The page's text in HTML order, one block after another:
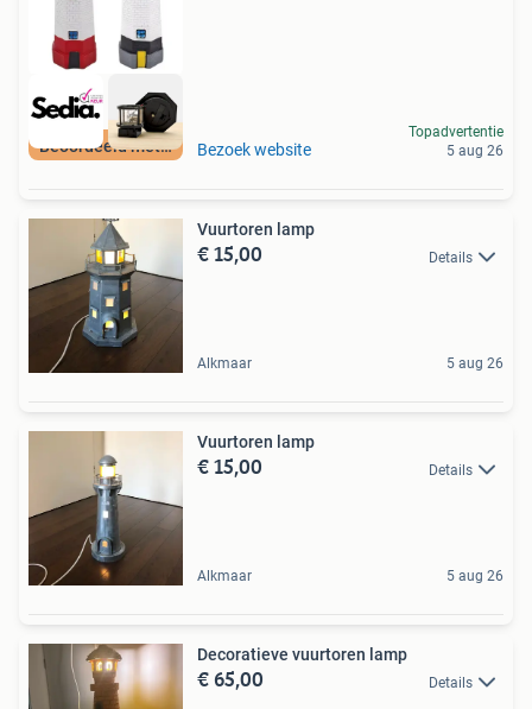
Beoordeeld met 9+ Bezoek website
Topadvertentie
5 aug 26
Vuurtoren lamp
€ 15,00 Details
Alkmaar 5 aug 26
Vuurtoren lamp
€ 15,00 Details
Alkmaar 5 aug 26
Decoratieve vuurtoren lamp
€ 65,00 Details